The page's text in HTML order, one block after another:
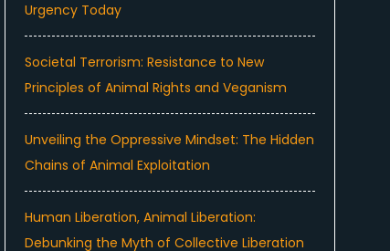
Urgency Today
Societal Terrorism: Resistance to New
Principles of Animal Rights and Veganism
Unveiling the Oppressive Mindset: The Hidden
Chains of Animal Exploitation
Human Liberation, Animal Liberation:
Debunking the Myth of Collective Liberation